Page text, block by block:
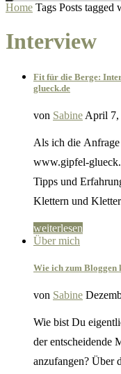
Home Tags Posts
Interview
Fit für die Berge:
glueck.de
von Sabine April 7,
Als ich die
www.gipfel-
Tipps und
Klettern und
weiterlesen
Über mich
Wie ich zum
von Sabine
Wie bist Du
der entscheidende
anzufangen? Über